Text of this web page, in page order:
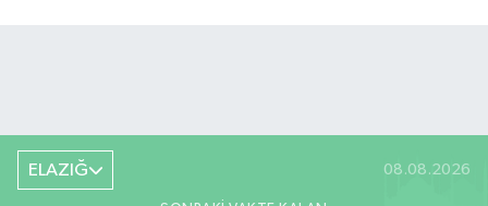
ELAZIĞ 08.08.2026